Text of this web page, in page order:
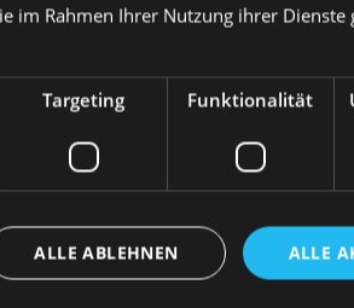
hochwertiges, vollwertiges Nassfutter für
die gut verdauliches, mageres
B-Vitaminen ist. Es ist die ideale Wahl
, und dank seiner
stellen.
800g – ein vollwertiges
ausgewachsenen Hunden
eine Mono-Protein-Formel, die
im Rahmen Ihrer Nutzung ihrer Dienste
Targeting Funktionalität
ALLE
ALLE ABLEHNEN